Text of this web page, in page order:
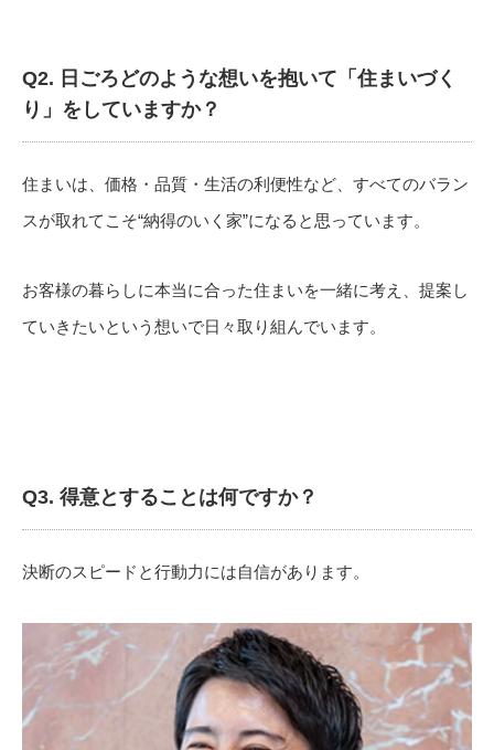
Q2. 日ごろどのような想いを抱いて「住まいづく
り」をしていますか？
住まいは、価格・品質・生活の利便性など、 すべてのバラン
スが取れてこそ“納得のいく家”になると思っています。
お客様の暮らしに本当に合った住まいを一緒に考え、 提案し
ていきたいという想いで日々取り組んでいます。
Q3. 得意とすることは何ですか？
決断のスピードと行動力には自信があります。